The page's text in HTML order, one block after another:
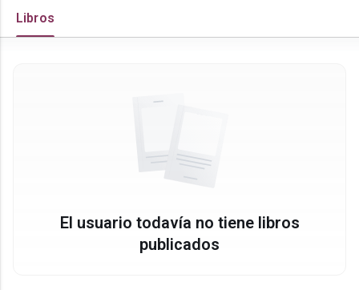
Libros
El usuario todavía no tiene libros
publicados